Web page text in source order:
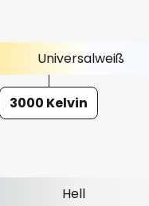
Universalweiß
3000 Kelvin
Hell